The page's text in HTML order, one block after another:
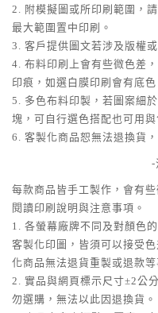
2. 附模擬圖或所印刷範圍，
最大範圍置中印刷。
3. 客戶提供圖文若涉及版權
4. 布料印刷上會有些微色差
印痕，如選白膜印刷會有底色
5. 多色布料印製，若圖案細
塊，可自行選色搭配也可用
6. 客製化商品恕無法退換貨
-
每款商品皆手工製作，會有
閱讀印刷說明與注意事項。
1. 各螢幕廠牌不同及對顏色
客製化印圖，皆須可以接受
化商品無法退貨重製或退款等
2. 實品與網頁標示尺寸±2公
勿選購，無法以此因退換貨。